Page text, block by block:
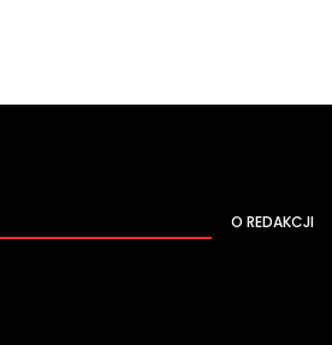
O REDAKCJI